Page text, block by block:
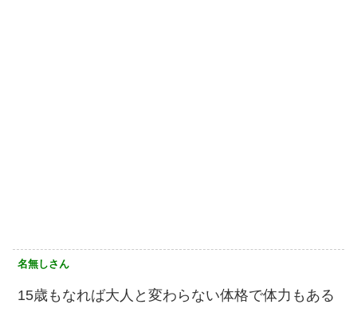
名無しさん
15歳もなれば大人と変わらない体格で体力もある